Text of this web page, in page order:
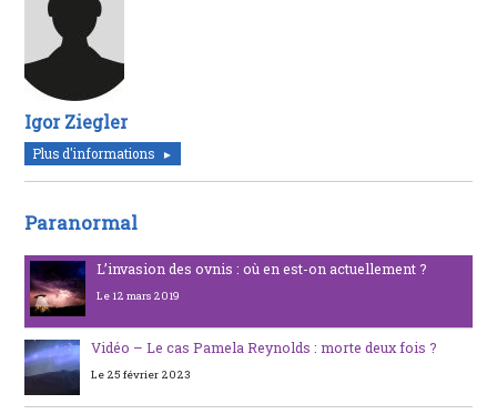
Igor Ziegler
Plus d'informations
Paranormal
L’invasion des ovnis : où en est-on actuellement ?
Le 12 mars 2019
Vidéo – Le cas Pamela Reynolds : morte deux fois ?
Le 25 février 2023